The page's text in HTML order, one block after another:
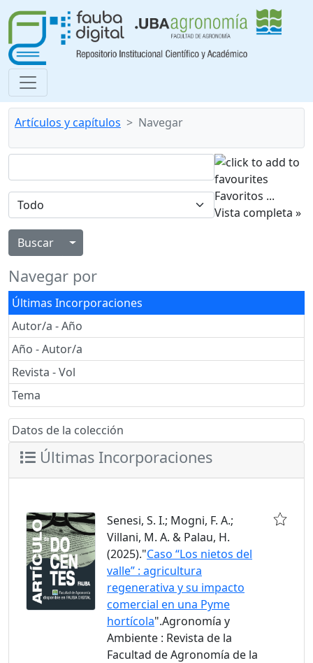
Artículos y capítulos Navegar
Alternar menú desplegable
Favoritos ...
Vista completa »
Navegar por
Últimas Incorporaciones
Autor/a - Año
Año - Autor/a
Revista - Vol
Tema
Datos de la colección
Últimas Incorporaciones
Senesi, S. I.; Mogni, F. A.;
Villani, M. A. & Palau, H.
(2025)."Caso “Los nietos del
valle” : agricultura
regenerativa y su impacto
comercial en una Pyme
hortícola".Agronomía y
Ambiente : Revista de la
Facultad de Agronomía de la